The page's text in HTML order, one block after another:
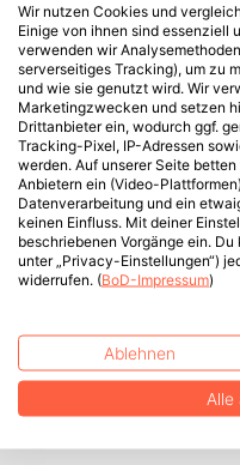
Wir nutzen Cookies und
Einige von ihnen sind essenziell
verwenden wir
serverseitiges Tracking), um zu
und wie sie genutzt wird. Wir
Marketingzwecken und setzen
Drittanbieter ein, wodurch ggf.
Tracking-Pixel, IP-Adressen
werden. Auf unserer Seite
Anbietern ein (Video-
Datenverarbeitung und ein
keinen Einfluss. Mit deiner
beschriebenen Vorgänge ein.
unter „Privacy-Einstellungen“)
widerrufen. (BoD-Impressum)
Ablehnen
Alle